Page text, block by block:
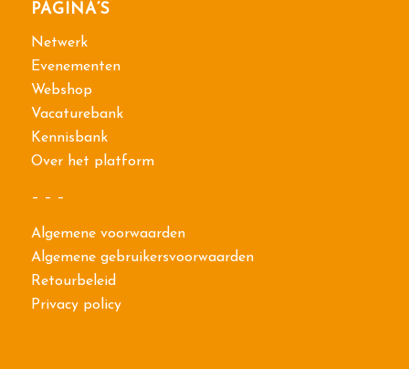
PAGINA’S
Netwerk
Evenementen
Webshop
Vacaturebank
Kennisbank
Over het platform
– – –
Algemene voorwaarden
Algemene gebruikersvoorwaarden
Retourbeleid
Privacy policy